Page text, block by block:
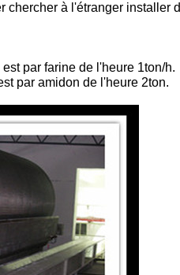
chercher à l'étranger installer
par farine de l'heure 1ton/h.
par amidon de l'heure 2ton.